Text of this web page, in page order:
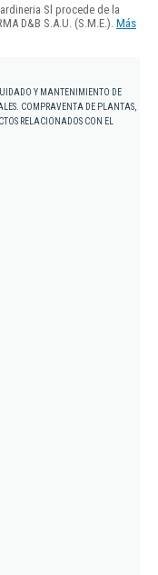
Sl procede de la
D&B S.A.U. (S.M.E.). Más
Y MANTENIMIENTO DE
COMPRAVENTA DE PLANTAS,
RELACIONADOS CON EL